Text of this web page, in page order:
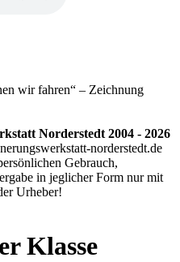
wir fahren“ – Zeichnung
Norderstedt 2004 - 2026
norderstedt.de
Gebrauch,
in jeglicher Form nur mit
Urheber!
Klasse